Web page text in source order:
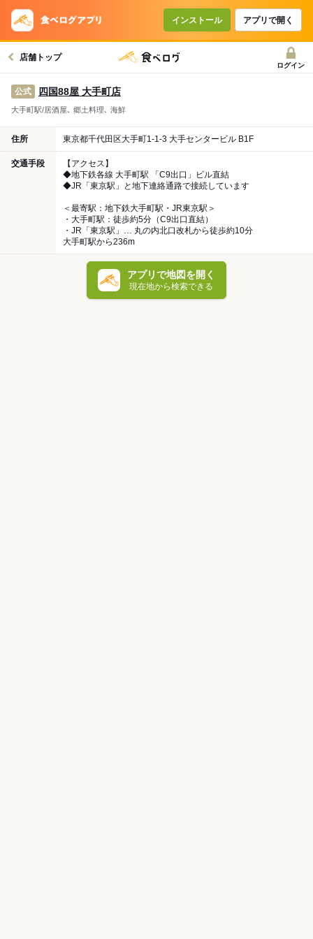
インストール アプリで開く
店舗トップ
ログイン
公式 四国88屋 大手町店
大手町駅/居酒屋､ 郷土料理､ 海鮮
住所 東京都千代田区大手町1-1-3 大手センタービル B1F
交通手段
【アクセス】
◆地下鉄各線 大手町駅 「C9出口」ビル直結
◆JR「東京駅」と地下連絡通路で接続しています
＜最寄駅：地下鉄大手町駅・JR東京駅＞
・大手町駅：徒歩約5分（C9出口直結）
・JR「東京駅」… 丸の内北口改札から徒歩約10分
大手町駅から236m
アプリで地図を開く
現在地から検索できる